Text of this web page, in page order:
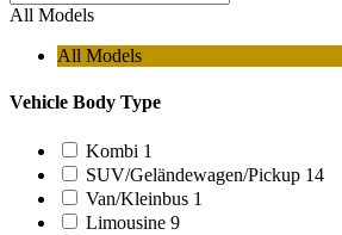
All Models
All Models
Vehicle Body Type
Kombi 1
SUV/Geländewagen/Pickup 14
Van/Kleinbus 1
Limousine 9